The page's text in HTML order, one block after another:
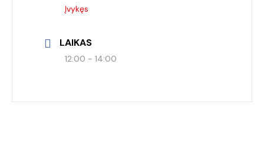
Įvykęs
LAIKAS
12:00 - 14:00